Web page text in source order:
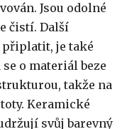
Jsou odolné
čistí. Další
je také
o materiál beze
takže na
Keramické
svůj barevný